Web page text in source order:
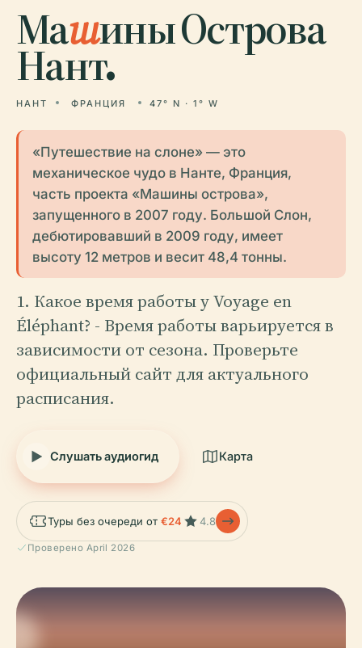
Машины Острова
Нант.
НАНТ ФРАНЦИЯ 47° N · 1° W
«Путешествие на слоне» — это
механическое чудо в Нанте, Франция,
часть проекта «Машины острова»,
запущенного в 2007 году. Большой Слон,
дебютировавший в 2009 году, имеет
высоту 12 метров и весит 48,4 тонны.
1. Какое время работы у Voyage en
Éléphant? - Время работы варьируется в
зависимости от сезона. Проверьте
официальный сайт для актуального
расписания.
Слушать аудиогид Карта
Туры без очереди от €24 4.8
Проверено April 2026